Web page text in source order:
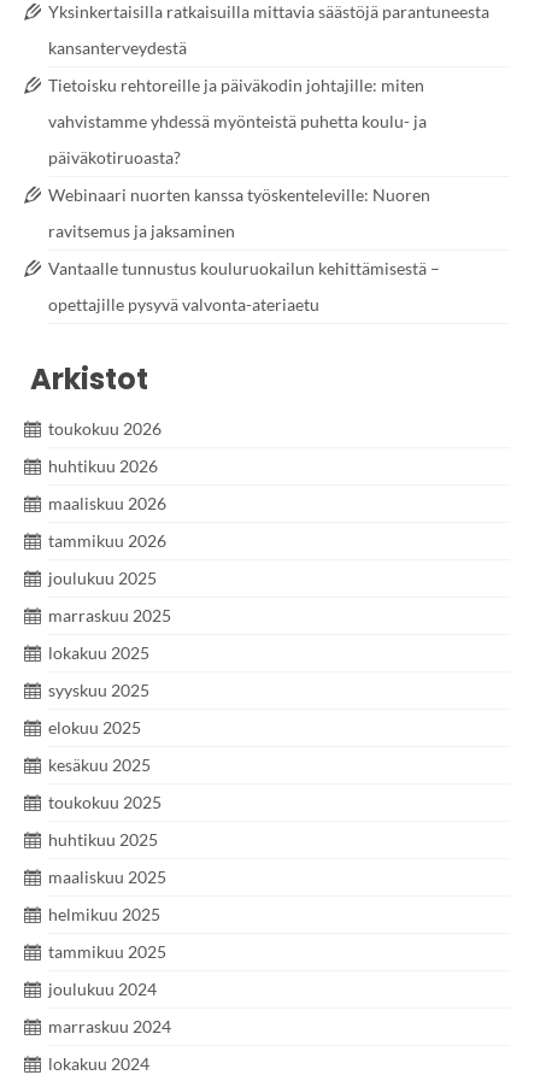
Yksinkertaisilla ratkaisuilla mittavia säästöjä parantuneesta
kansanterveydestä
Tietoisku rehtoreille ja päiväkodin johtajille: miten
vahvistamme yhdessä myönteistä puhetta koulu- ja
päiväkotiruoasta?
Webinaari nuorten kanssa työskenteleville: Nuoren
ravitsemus ja jaksaminen
Vantaalle tunnustus kouluruokailun kehittämisestä –
opettajille pysyvä valvonta-ateriaetu
Arkistot
toukokuu 2026
huhtikuu 2026
maaliskuu 2026
tammikuu 2026
joulukuu 2025
marraskuu 2025
lokakuu 2025
syyskuu 2025
elokuu 2025
kesäkuu 2025
toukokuu 2025
huhtikuu 2025
maaliskuu 2025
helmikuu 2025
tammikuu 2025
joulukuu 2024
marraskuu 2024
lokakuu 2024